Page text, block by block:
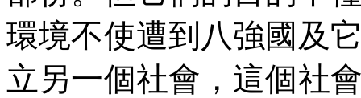
環境不使遭到八強國及
立另一個社會，這個社